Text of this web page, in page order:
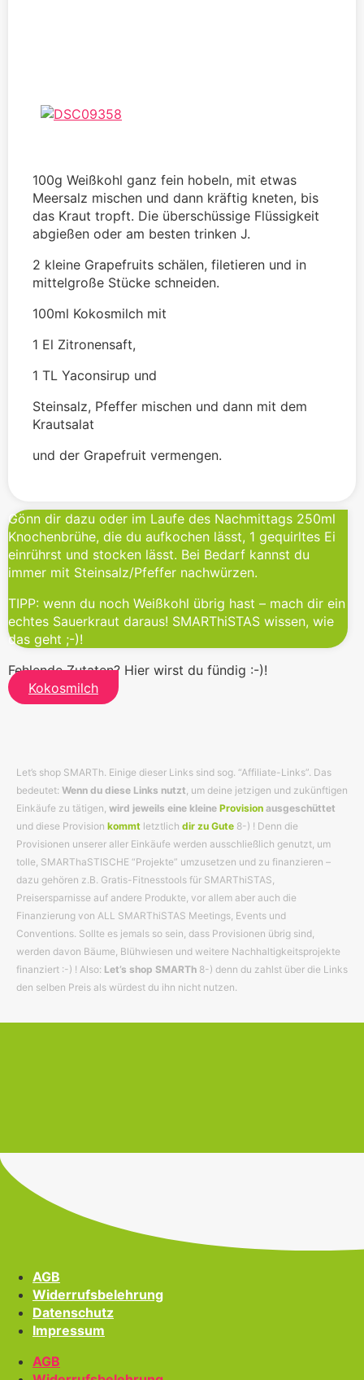
100g Weißkohl ganz fein hobeln, mit etwas
Meersalz mischen und dann kräftig kneten, bis
das Kraut tropft. Die überschüssige Flüssigkeit
abgießen oder am besten trinken J.
2 kleine Grapefruits schälen, filetieren und in
mittelgroße Stücke schneiden.
100ml Kokosmilch mit
1 El Zitronensaft,
1 TL Yaconsirup und
Steinsalz, Pfeffer mischen und dann mit dem
Krautsalat
und der Grapefruit vermengen.
Gönn dir dazu oder im Laufe des Nachmittags 250ml
Knochenbrühe, die du aufkochen lässt, 1 gequirltes Ei
einrührst und stocken lässt. Bei Bedarf kannst du
immer mit Steinsalz/Pfeffer nachwürzen.
TIPP: wenn du noch Weißkohl übrig hast – mach dir ein
echtes Sauerkraut daraus! SMARThiSTAS wissen, wie
das geht ;-)!
Fehlende Zutaten? Hier wirst du fündig :-)!
Kokosmilch
Let’s shop SMARTh. Einige dieser Links sind sog. “Affiliate-Links”. Das
bedeutet: Wenn du diese Links nutzt, um deine jetzigen und zukünftigen
Einkäufe zu tätigen, wird jeweils eine kleine Provision ausgeschüttet
und diese Provision kommt letztlich dir zu Gute 8-) ! Denn die
Provisionen unserer aller Einkäufe werden ausschließlich genutzt, um
tolle, SMARThaSTISCHE “Projekte” umzusetzen und zu finanzieren –
dazu gehören z.B. Gratis-Fitnesstools für SMARThiSTAS,
Preisersparnisse auf andere Produkte, vor allem aber auch die
Finanzierung von ALL SMARThiSTAS Meetings, Events und
Conventions. Sollte es jemals so sein, dass Provisionen übrig sind,
werden davon Bäume, Blühwiesen und weitere Nachhaltigkeitsprojekte
finanziert :-) ! Also: Let’s shop SMARTh 8-) denn du zahlst über die Links
den selben Preis als würdest du ihn nicht nutzen.
AGB
Widerrufsbelehrung
Datenschutz
Impressum
AGB